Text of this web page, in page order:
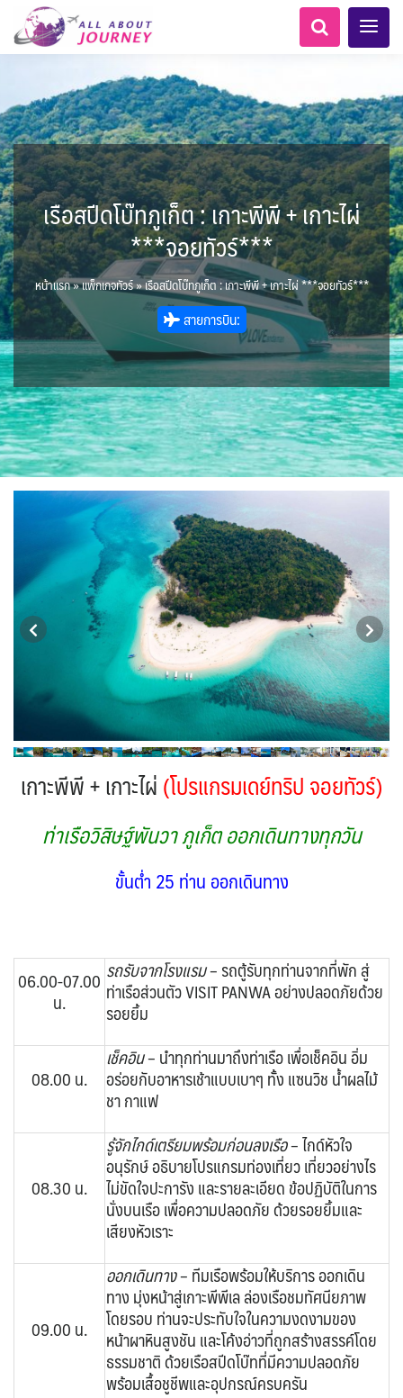
LKA ศรีลังกา 0 AFG อัฟกานิสถาน 0
LKA ศรีลังกา + BGD บังคลา
ศ
0
เอเชียกลาง 6
BTN ภูฏาน 2
BRN บรูไน 0 KHM กัมพูชา 0
จีน 282 HKG ฮ่องกง - มาเก๊า 10
IND อินเดีย 21 IDN อินโดนีเซีย 3
IRQ อิรัก IRN อิหร่าน
ISR อิสราเอล 0 JPN ญี่ปุ่น 71
JOR จอร์แดน 4 KAZ คาซัคสถาน 19
KORS เกาหลีใต้ 2 KGZ คีร์กีซสถาน 4
LAO ลาว 0 LBN เลบานอน
MYS มาเลเซีย 0 MDV มัลดีฟส์
MNG มองโกเลีย MMR เมียนมาร์ 5
NPL เนปาล OMN โอมาน 0
PAK ปากีสถาน 8
PHL ฟิลิปปินส์ SAU ซาอุดิอาระเบีย 1
SGP สิงคโปร์ 4
SYR ซีเรีย TWN ไต้หวัน 9
TJK ทาจิกิสถาน TKM เติร์กเมนิสถาน 1
ARE ดูไบ, UAE 0 UZB อุซเบกิสถาน 4
ตะวันออกกลาง 0 YEM เยเมน 0
จอร์แดน - อียิปต์ 4
แอลเบเนีย - Albania 0 Balkan บอลข่าน 1
สวิตเซอร์แลนด์ เยอรมนี
ฝรั่งเศส
1
MNE มอนเตเนโกร 1 ล่าแสงเหนือ-ใต้ 11
Baltic บอลติก ยุโรปตะวันออก
ยุโรปราคาถูก 1
ออสเตรีย - Austria 3 AZE อาเซอร์ไบจาน 2
BLR เบลารุส 0 BIH บอสเนีย & เฮอร์เซโกวีนา
1
BEL เบลเยี่ยม 0 HRV โครเอเชีย 3
CYP ไซปรัส 0 DNK เดนมาร์ก 2
CZE เช็ก 0 FIN ฟินแลนด์
FRO หมู่เกาะแฟโร 2 FRA ฝรั่งเศส 1
DEU เยอรมนี GEO จอร์เจีย 10
GRL กรีนแลนด์ 3
GRC กรีซ 1 ISL ไอซ์แลนด์ 4
ITA อิตาลี MDA มอลโดวา 0
MLT มอลต้า 1
NLD เนเธอร์แลนด์ 0 NOR นอร์เวย์ 3
POL โปแลนด์ 3 PRT โปรตุเกส 3
RUS รัสเซีย สแกนดิเนเวีย
SVN สโลวิเนีย 2
TUR ตุรเคีย 13 UKR ยูเครน 0
UK อังกฤษ+สหราชอาณาจักร
8
อิตาลี สวิส ฝรั่งเศส 3 สเปน โปรตุเกส 2
อเมริกาใต้ 8 อเมริกากลาง 1
ARG อาร์เจนตินา 3
CUB คิวบา 0 CAN แคนาดา 3
CHL ชิลี ECU เอกวาดอร์ 0
PER เปรู USA สหรัฐอเมริกา 6
บราซิล เปรู 3
เม็กซิโก คิวบา 1 อเมริกา แคนาดา 1
ทัวร์ ล่องเรือสำราญยุโรป 5 ทัวร์ ล่องเรือสำราญอลาสก้า
1
ทัวร์ ล่องเรือสำราญอเมริกา
1
ทัวร์ ล่องเรือสำราญเอเชีย 0
ทัวร์ ล่องเรือสำราญประเท
ศอื่นๆ
5
โมร็อคโค - Morocco 6 นิวซีแลนด์ - New Zealand
11
แทนซาเนีย - Tanzania 2 แอฟริกาใต้ - South Africa
3
นามิเบีย - Namibia เคนย่า - Kenya
ไมโครนีเซีย - Micronesia 1 ขั้วโลกเหนือ 3
ตูนีเซีย - Tunisia 1 เกาะโบราโบร่า - Bora Bora
0
ขั้วโลกใต้ 2 แอลจีเรีย - Algeria 0
ออสเตรเลีย - Australia 18 ทัวร์ อันซีน ประเทศแปลก 32
ลิเบีย - Libya 1 บราซิล - Brazil 0
อียิปต์ - Egypt 10 เอธิโอเปีย - Ethiopia
ล่องเรือดินเนอร์ วันวาเลนไทน์
22
ล่องเรือดินเนอร์วันลอยกระทง
18
ล่องเรือดินเนอร์วันปีใหม่ 19 เรือรอบกลางวัน กทม. 2
ล่องเรือดินเนอร์แม่น้ำ
าพระยา
34
ล่องเรือโปรแกรมอยุธยา 9
ล่องเรือ รอบ Sunset 14
ล่องเรือเหมาลำ / เหมาชั้น /
อยอร์ช / Speed Boat ส่วนตัวทั่ว
ะเทศ
255
เรือยอร์ช / Speed Boat ฯลฯ
บ Join ทั่วประเทศ
72
ตั๋วสวนสนุก 0 บุฟเฟต์โรงแรม/ร้านอาหาร 2
บุฟเฟต์ใบหยก 7 ไทยบัสฟู้ดทัวร์ 1
ตั๋วเรือ Hop-on Hop-off 0
โปรแกรมทัวร์ทั่วไทย 0 แต่งชุดไทยถ่ายรูปวัดอรุณฯ
1
พิเศษ! ล่องเรือเทศกาลชมพลุ
ยา
1
ห้องพักราคาพิเศษ 3
ข่าวที่น่าสนใจ
ความรู้ทั่วไป
สถานที่ท่องเที่ยว
เรือสปีดโบ๊ทภูเก็ต : เกาะพีพี + เกาะไผ่
***จอยทัวร์***
หน้าแรก»แพ็กเกจทัวร์»เรือสปีดโบ๊ทภูเก็ต : เกาะพีพี + เกาะไผ่ ***จอยทัวร์***
สายการบิน:
เกาะพีพี+ เกาะไผ่(โปรแกรมเดย์ทริป จอยทัวร์)
ท่าเรือวิสิษฐ์พันวา ภูเก็ต ออกเดินทางทุกวัน
ขั้นต่ำ 25 ท่าน ออกเดินทาง
06.00-07.00
น.
รถรับจากโรงแรม– รถตู้รับทุกท่านจากที่พัก สู่
ท่าเรือส่วนตัว VISIT PANWA อย่างปลอดภัยด้วย
รอยยิ้ม
08.00 น.
เช็คอิน– นำทุกท่านมาถึงท่าเรือ เพื่อเช็คอิน อิ่ม
อร่อยกับอาหารเช้าแบบเบาๆ ทั้ง แซนวิช น้ำผลไม้
ชา กาแฟ
08.30 น.
รู้จักไกด์เตรียมพร้อมก่อนลงเรือ– ไกด์หัวใจ
อนุรักษ์ อธิบายโปรแกรมท่องเที่ยว เที่ยวอย่างไร
ไม่ขัดใจปะการัง และรายละเอียด ข้อปฏิบัติในการ
นั่งบนเรือ เพื่อความปลอดภัย ด้วยรอยยิ้มและ
เสียงหัวเราะ
09.00 น.
ออกเดินทาง– ทีมเรือพร้อมให้บริการ ออกเดิน
ทาง มุ่งหน้าสู่เกาะพีพีเล ล่องเรือชมทัศนียภาพ
โดยรอบ ท่านจะประทับใจในความงดงามของ
หน้าผาหินสูงชัน และโค้งอ่าวที่ถูกสร้างสรรค์โดย
ธรรมชาติ ด้วยเรือสปีดโบ๊ทที่มีความปลอดภัย
พร้อมเสื้อชูชีพและอุปกรณ์ครบครัน